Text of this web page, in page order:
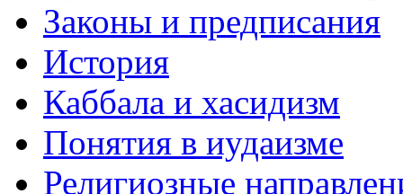
Законы и предписания
История
Каббала и хасидизм
Понятия в иудаизме
Религиозные